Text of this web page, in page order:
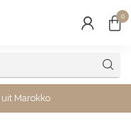
0
Marokko